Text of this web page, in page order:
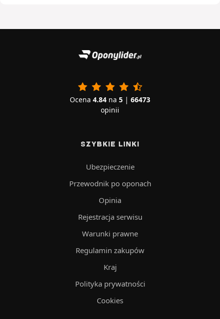
Ocena 4.84 na 5 | 66473
opinii
SZYBKIE LINKI
Ubezpieczenie
Przewodnik po oponach
Opinia
Rejestracja serwisu
Warunki prawne
Regulamin zakupów
Kraj
Polityka prywatności
Cookies